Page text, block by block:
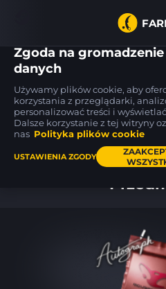
35
USP-S
Night Ops BS 100
MP9
Shredded
Zgoda na
danych
Używamy plików cookie, aby
korzystania z przeglądarki,
personalizować treści i
Dalsze korzystanie z tej witryny
nas Polityka plików cookie
USTAWIENIA ZGODY